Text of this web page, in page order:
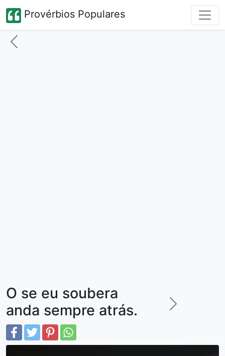
Provérbios Populares
O se eu soubera
anda sempre atrás.